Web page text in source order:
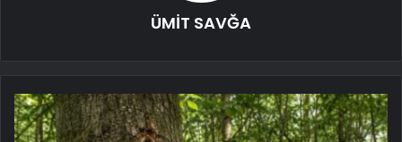
ÜMİT SAVĞA